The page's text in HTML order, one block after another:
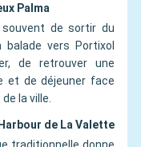
Palma
de sortir du
vers Portixol
de retrouver une
et de déjeuner face
la ville.
de La Valette